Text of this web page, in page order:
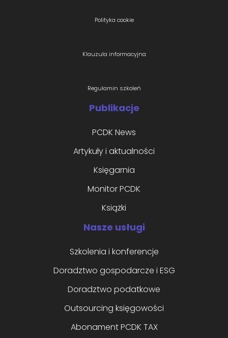
Polityka cookie
Klauzula informacyjna
Regulamin szkoleń
Publikacje
PCDK News
Artykuły i aktualności
Księgarnia
Monitor PCDK
Książki
Nasze usługi
Szkolenia i konferencje
Doradztwo gospodarcze i ESG
Doradztwo podatkowe
Outsourcing księgowości
Abonament PCDK TAX